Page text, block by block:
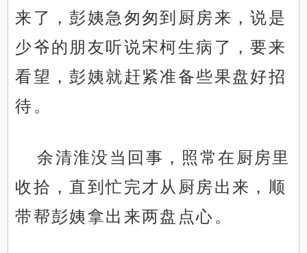
来了，彭姨急匆匆到厨房来，说是
少爷的朋友听说宋柯生病了，要来
看望，彭姨就赶紧准备些果盘好招
待。
余清淮没当回事，照常在厨房里
收拾，直到忙完才从厨房出来，顺
带帮彭姨拿出来两盘点心。